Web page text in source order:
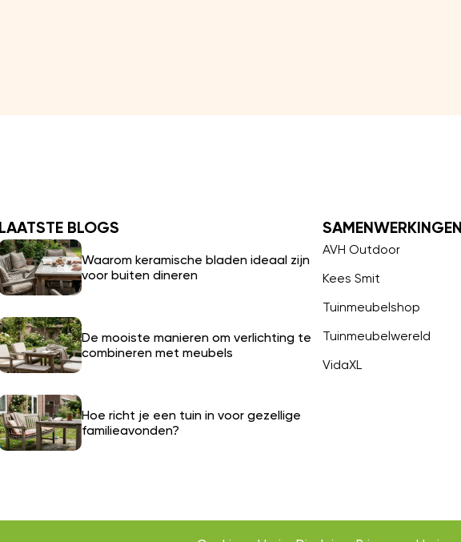
LAATSTE BLOGS
Waarom keramische bladen ideaal zijn
voor buiten dineren
De mooiste manieren om verlichting te
combineren met meubels
Hoe richt je een tuin in voor gezellige
familieavonden?
SAMENWERKINGEN
AVH Outdoor
Kees Smit
Tuinmeubelshop
Tuinmeubelwereld
VidaXL